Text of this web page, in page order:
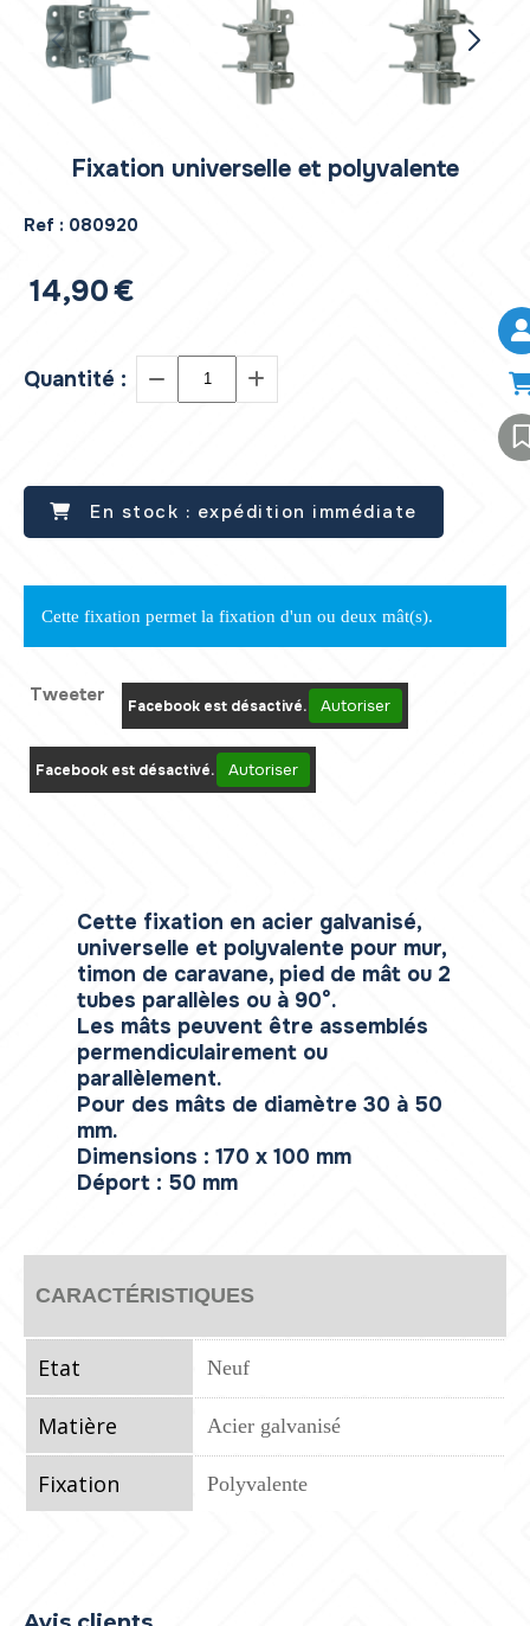
Fixation universelle et polyvalente
Ref : 080920
14,90€
Quantité :
En stock : expédition immédiate
Cette fixation permet la fixation d'un ou deux mât(s).
Tweeter Facebook est désactivé. Autoriser
Facebook est désactivé. Autoriser
Cette fixation en acier galvanisé,
universelle et polyvalente pour mur,
timon de caravane, pied de mât ou 2
tubes parallèles ou à 90°.
Les mâts peuvent être assemblés
permendiculairement ou
parallèlement.
Pour des mâts de diamètre 30 à 50
mm.
Dimensions : 170 x 100 mm
Déport : 50 mm
CARACTÉRISTIQUES
Etat Neuf
Matière Acier galvanisé
Fixation Polyvalente